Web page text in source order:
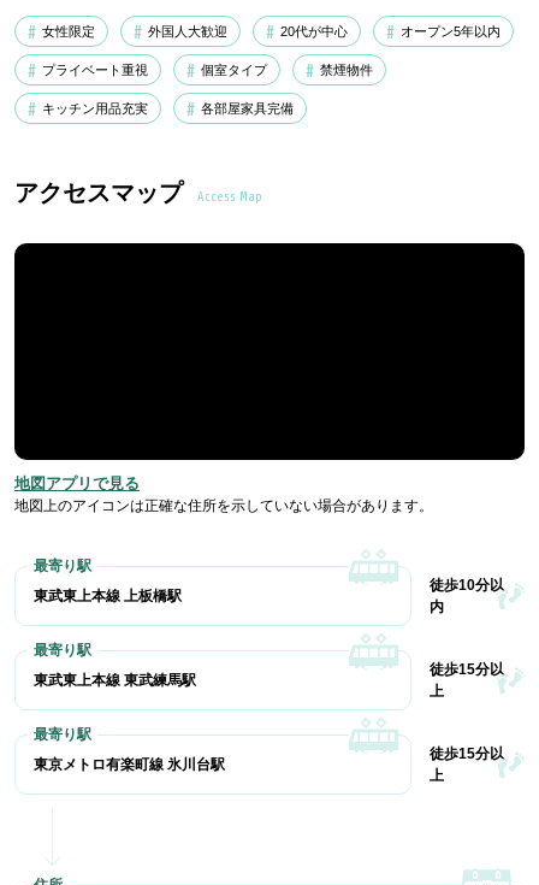
女性限定 外国人大歓迎 20代が中心 オープン5年以内
プライベート重視 個室タイプ 禁煙物件
キッチン用品充実 各部屋家具完備
アクセスマップ Access Map
地図アプリで見る
地図上のアイコンは正確な住所を示していない場合があります。
東武東上本線 上板橋駅
徒歩10分以
内
東武東上本線 東武練馬駅
徒歩15分以
上
東京メトロ有楽町線 氷川台駅
徒歩15分以
上